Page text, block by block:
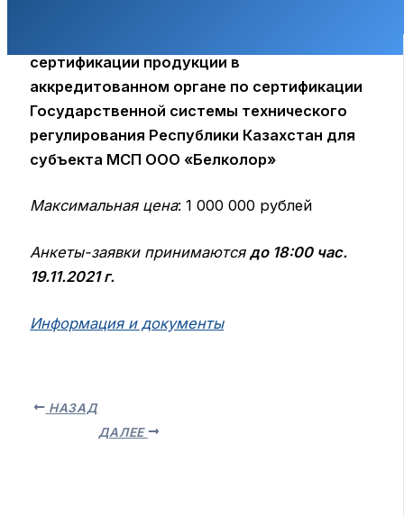
сертификации продукции в
аккредитованном органе по сертификации
Государственной системы технического
регулирования Республики Казахстан для
субъекта МСП ООО «Белколор»
Максимальная цена: 1 000 000 рублей
Анкеты-заявки принимаютсядо 18:00 час.
19.11.2021 г.
Информация и документы
НАЗАД
ДАЛЕЕ